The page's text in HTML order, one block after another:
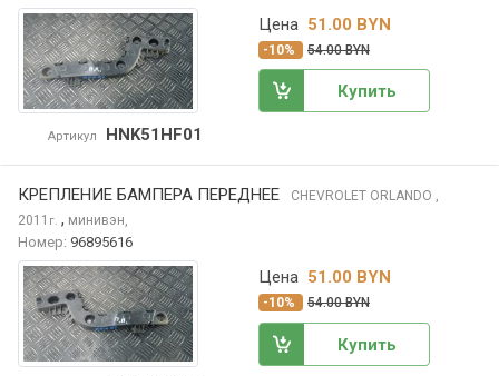
Артикул HNK51HF01
Цена 51.00 BYN
-10% 54.00 BYN
Купить
КРЕПЛЕНИЕ БАМПЕРА ПЕРЕДНЕЕ CHEVROLET ORLANDO ,
2011 г. , минивэн,
Номер: 96895616
Цена 51.00 BYN
-10% 54.00 BYN
Купить